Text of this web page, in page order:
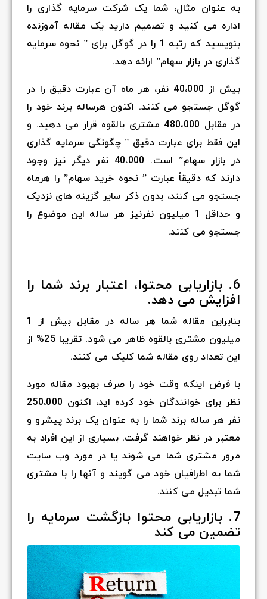
به عنوان مثال، شما یک شرکت سرمایه گذاری را
اداره می کنید و تصمیم دارید یک مقاله آموزنده
بنویسید که رتبه 1 را در گوگل برای ” نحوه سرمایه
گذاری در بازار سهام” ارائه دهد.
بیش از 40،000نفر، هر ماه آن عبارت دقیق را در
گوگل جستجو می کنند. اکنون هرساله برند خود را
در مقابل 480،000مشتری بالقوه قرار می دهید. و
این فقط برای عبارت دقیق ” چگونگی سرمایه گذاری
در بازار سهام” است. 40،000نفر دیگر نیز وجود
دارند که دقیقاً عبارت ” نحوه خرید سهام” را هرماه
جستجو می کنند، بدون ذکر سایر گزینه های نزدیک
و حداقل 1میلیون نفرنیز هر ساله این موضوع را
جستجو می کنند.
6. بازاریابی محتوا، اعتبار برند شما را
افزایش می دهد.
بنابراین مقاله شما هر ساله در مقابل بیش از
میلیون مشتری بالقوه ظاهر می شود. تقریبا 25%
از
این تعداد روی مقاله شما کلیک می کنند.
با فرض اینکه وقت خود را صرف بهبود مقاله مورد
نظر برای خوانندگان خود کرده اید، اکنون 250،000
نفر هر ساله برند شما را به عنوان یک برند پیشرو و
معتبر در نظر خواهند گرفت. بسیاری از این افراد به
مرور مشتری شما می شوند یا در مورد وب سایت
شما به اطرافیان خود می گویند و آنها را با مشتری
شما تبدیل می کنند.
7. بازاریابی محتوا بازگشت سرمایه را
تضمین می کند